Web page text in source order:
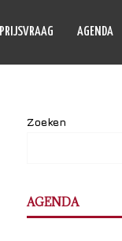
PRIJSVRAAG AGENDA
Zoeken
AGENDA